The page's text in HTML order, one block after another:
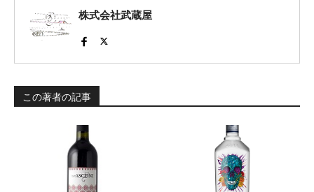
株式会社武蔵屋
この著者の記事